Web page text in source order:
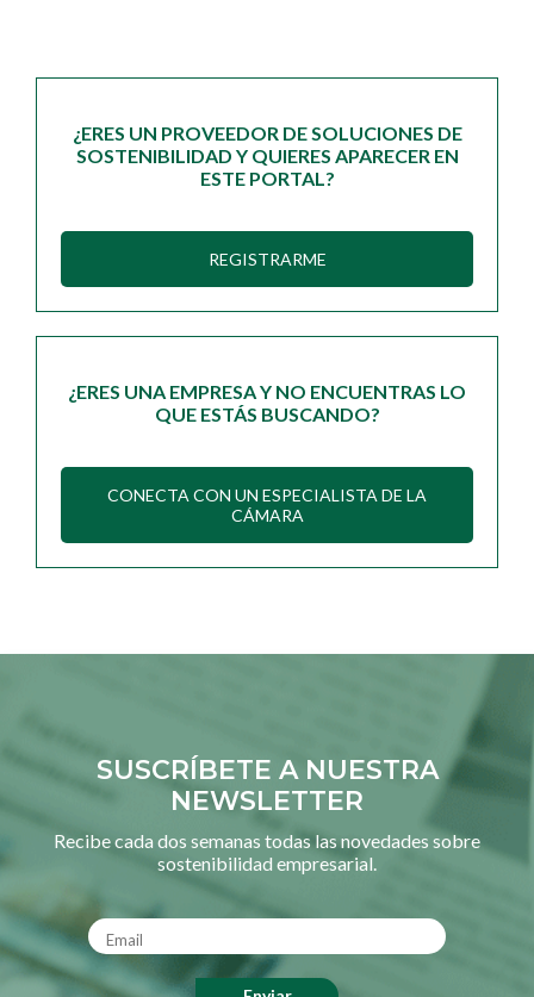
¿ERES UN PROVEEDOR DE SOLUCIONES DE
SOSTENIBILIDAD Y QUIERES APARECER EN
ESTE PORTAL?
REGISTRARME
¿ERES UNA EMPRESA Y NO ENCUENTRAS LO
QUE ESTÁS BUSCANDO?
CONECTA CON UN ESPECIALISTA DE LA
CÁMARA
SUSCRÍBETE A NUESTRA
NEWSLETTER
Recibe cada dos semanas todas las novedades sobre
sostenibilidad empresarial.